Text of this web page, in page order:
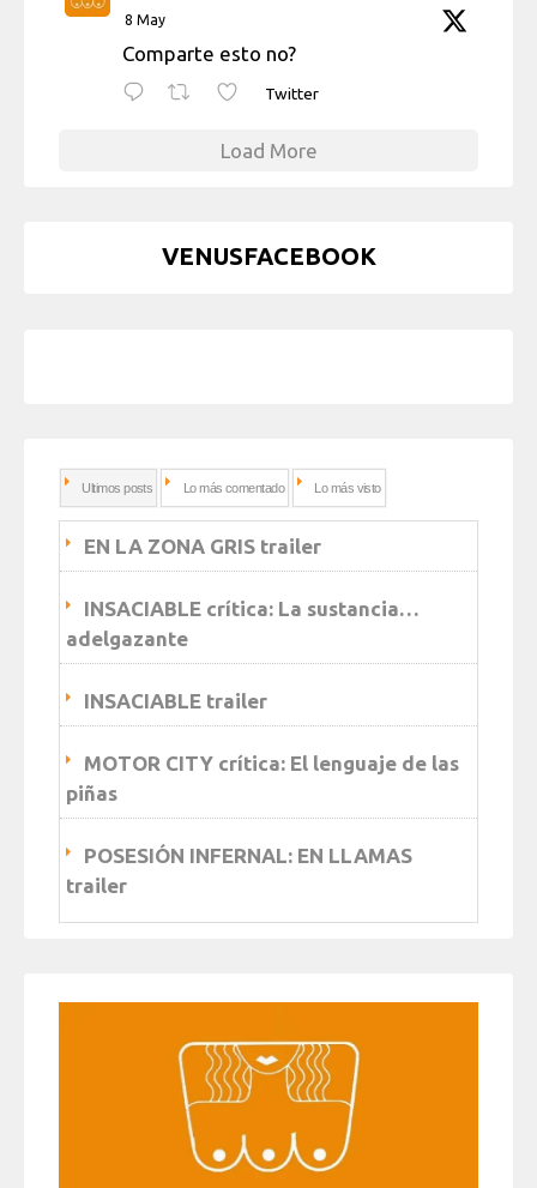
8 May
Comparte esto no?
Twitter
Load More
VENUSFACEBOOK
Ultimos posts Lo más comentado Lo más visto
EN LA ZONA GRIS trailer
INSACIABLE crítica: La sustancia…
adelgazante
INSACIABLE trailer
MOTOR CITY crítica: El lenguaje de las
piñas
POSESIÓN INFERNAL: EN LLAMAS
trailer